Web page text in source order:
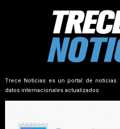
Trece Noticias es un portal de
datos internacionales actualizados